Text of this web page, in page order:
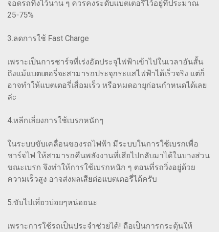
จอดรถทิ้งไว้นาน ๆ ควรคงระดับแบตเตอรี่ไว้อยู่ที่ประมาณ
25-75%
3.ลดการใช้ Fast Charge
เพราะเป็นการชาร์จที่เร่งอัดประจุไฟฟ้าเข้าไปในเวลาอันสั้น
ถึงแม้แบตเตอรี่จะสามารถประจุกระแสไฟฟ้าได้เร็วจริง แต่ก็
อาจทำให้แบตเตอรี่เสื่อมเร็ว หรือหมดอายุก่อนกำหนดได้เลย
ล่ะ
4.หลีกเลี่ยงการใช้เบรกหนักๆ
ในระบบขับเคลื่อนของรถไฟฟ้า มีระบบในการใช้เบรกเพื่อ
ชาร์จไฟ ให้สามารถคืนพลังงานที่เสียไปกลับมาได้ในบางส่วน
ขณะเบรก จึงทำให้การใช้เบรกหนัก ๆ ตอนที่รถวิ่งอยู่ด้วย
ความเร็วสูง อาจส่งผลเสียต่อแบตเตอรี่ได้ครับ
5.ขับไปเที่ยวบ่อยๆหน่อยนะ
เพราะการใช้รถเป็นประจำช่วยได้! ถือเป็นการกระตุ้นให้